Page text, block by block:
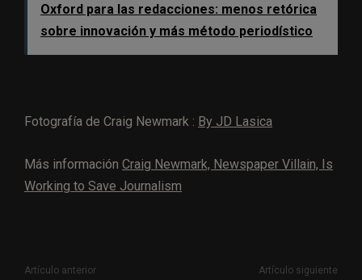
Oxford para las redacciones: menos retórica
sobre innovación y más método periodístico
Fotografía de Craig Newmark : By JD Lasica
Más información Craig Newmark, Newspaper Villain, Is
Working to Save Journalism
Artículo anterior Artículo siguiente